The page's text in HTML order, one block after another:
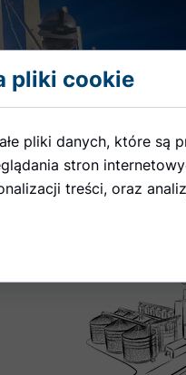
pliki cookie
pliki danych, które są
stron
treści, oraz